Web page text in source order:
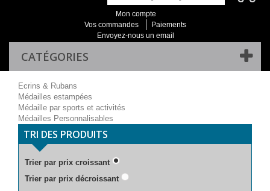
Mon compte
Vos commandes
Paiements
Envoyez-nous un email
CATÉGORIES
Ecrins & Rubans
Médailles estampées
Médaille par sports et activités
Médailles Personnalisables
TRI DES PRODUITS
Trier par prix croissant
Trier par prix décroissant